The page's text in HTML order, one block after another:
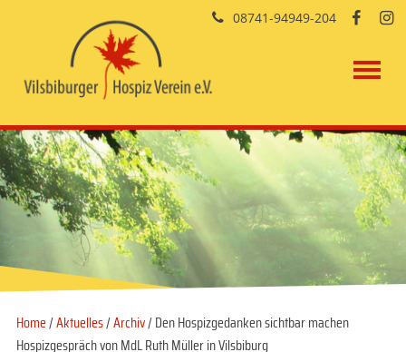
Home/Aktuelles/Archiv/ Den Hospizgedanken sichtbar machen
Hospizgespräch von MdL Ruth Müller in Vilsbiburg
08741-94949-204  